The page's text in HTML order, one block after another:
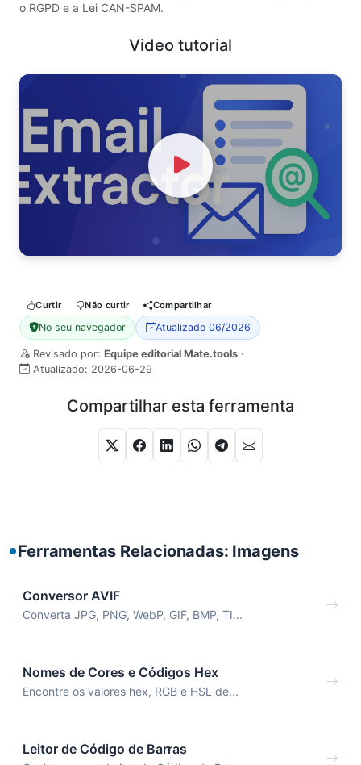
o RGPD e a Lei CAN-SPAM.
Video tutorial
Watch Video
Curtir Não curtir Compartilhar
No seu navegador Atualizado 06/2026
Revisado por: Equipe editorial Mate.tools ·
Atualizado: 2026-06-29
Compartilhar esta ferramenta
Ferramentas Relacionadas: Imagens
Conversor AVIF
Converta JPG, PNG, WebP, GIF, BMP, TI...
Nomes de Cores e Códigos Hex
Encontre os valores hex, RGB e HSL de...
Leitor de Código de Barras